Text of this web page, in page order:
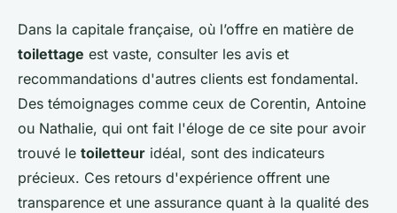
Dans la capitale française, où l’offre en matière de
toilettage est vaste, consulter les avis et
recommandations d'autres clients est fondamental.
Des témoignages comme ceux de Corentin, Antoine
ou Nathalie, qui ont fait l'éloge de ce site pour avoir
trouvé le toiletteur idéal, sont des indicateurs
précieux. Ces retours d'expérience offrent une
transparence et une assurance quant à la qualité des